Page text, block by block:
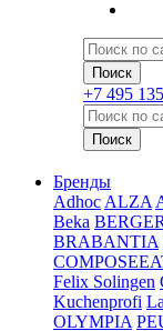
+7 495
Бренды
Adhoc ALZA
Beka
BRABANTIA
Felix Solingen
Kuchenprofi
OLYMPIA